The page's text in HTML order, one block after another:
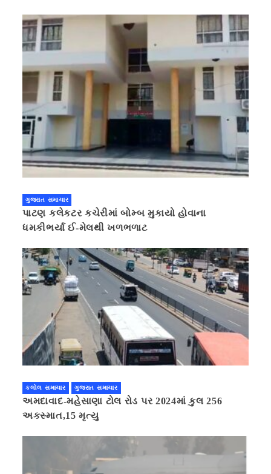
ગુજરાત સમાચાર
પાટણ કલેકટર કચેરીમાં બોમ્બ મુકાયો હોવાના
ધમકીભર્યા ઈ-મેલથી ખળભળાટ
કલોલ સમાચાર ગુજરાત સમાચાર
અમદાવાદ-મહેસાણા ટોલ રોડ પર 2024માં કુલ 256
અકસ્માત,15 મૃત્યુ